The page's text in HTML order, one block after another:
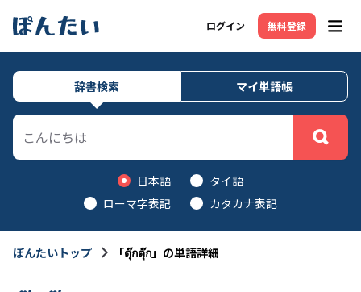
ログイン 無料登録 メニ
辞書検索 マイ単語帳
日本語
タイ語
ローマ字表記
カタカナ表記
ぽんたいトップ 「ตุ๊กตุ๊ก」の単語詳細